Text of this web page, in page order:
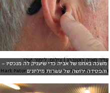
משכה באוזנו של אביה כדי שיעניק לה מנכסיו –
והפסידה ירושה של עשרות מיליונים
עו"ד מאיה רוטנברג | צילום: לימור יערי.
אילוסטרציה חיצונית: Mark Paton on Unsplash